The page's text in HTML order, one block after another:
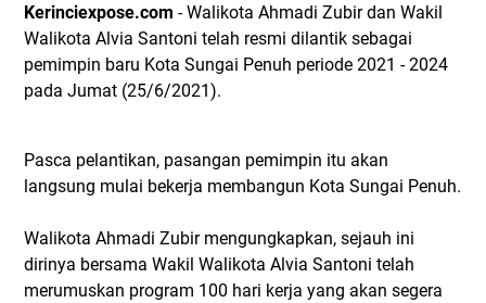
Kerinciexpose.com - Walikota Ahmadi Zubir dan Wakil
Walikota Alvia Santoni telah resmi dilantik sebagai
pemimpin baru Kota Sungai Penuh periode 2021 - 2024
pada Jumat (25/6/2021).
Pasca pelantikan, pasangan pemimpin itu akan
langsung mulai bekerja membangun Kota Sungai Penuh.
Walikota Ahmadi Zubir mengungkapkan, sejauh ini
dirinya bersama Wakil Walikota Alvia Santoni telah
merumuskan program 100 hari kerja yang akan segera